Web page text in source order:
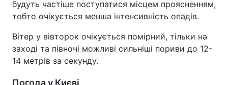
будуть частіше поступатися місцем проясненням,
тобто очікується менша інтенсивність опадів.
Вітер у вівторок очікується помірний, тільки на
заході та півночі можливі сильніші пориви до 12-
14 метрів за секунду.
Погода у Києві